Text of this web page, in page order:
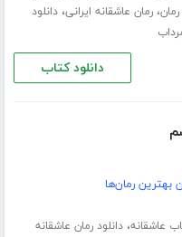
رمان،رمان عاشقانه ایرانی،دانلود
دانلود کتاب
بهترین رمان‌ها
عاشقانه،دانلود رمان عاشقانه